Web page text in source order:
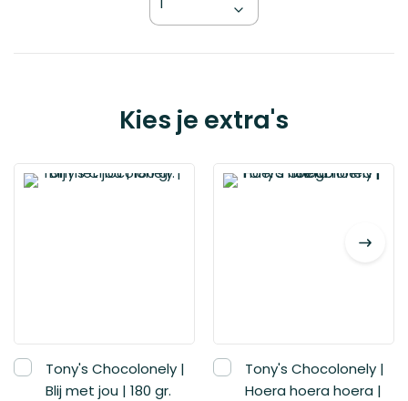
variant
Kies je extra's
Tony's Chocolonely |
Blij met jou | 180 gr.
Tony's Chocolonely |
Hoera hoera hoera |